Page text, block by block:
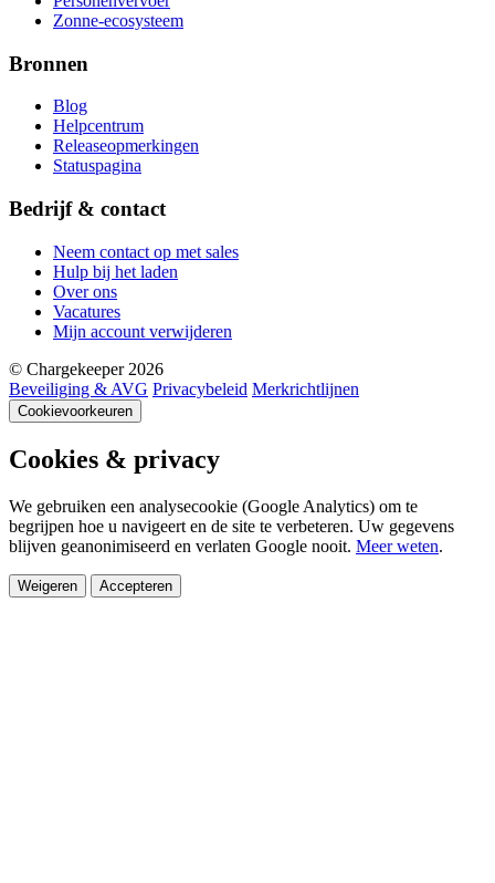
Zonne-ecosysteem
Bronnen
Blog
Helpcentrum
Releaseopmerkingen
Statuspagina
Bedrijf & contact
Neem contact op met sales
Hulp bij het laden
Over ons
Vacatures
Mijn account verwijderen
© Chargekeeper 2026
Beveiliging & AVG Privacybeleid Merkrichtlijnen
Cookievoorkeuren
Cookies & privacy
We gebruiken een analysecookie (Google Analytics) om te
begrijpen hoe u navigeert en de site te verbeteren. Uw gegevens
blijven geanonimiseerd en verlaten Google nooit. Meer weten.
Weigeren Accepteren